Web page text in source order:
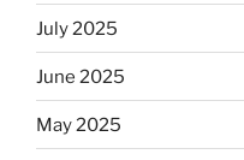
July 2025
June 2025
May 2025